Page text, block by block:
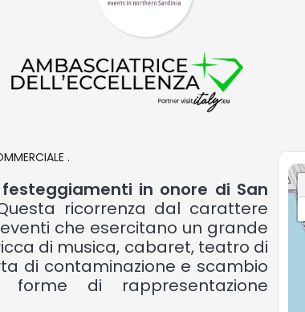
.
festeggiamenti in onore di San
ricorrenza dal carattere
che esercitano un grande
di musica, cabaret, teatro di
di contaminazione e scambio
di rappresentazione